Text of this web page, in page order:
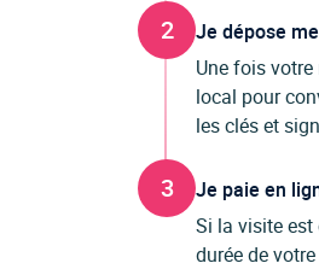
2
Je dépose
Une fois
local pour
les clés et
3
Je paie en
Si la visite
durée de